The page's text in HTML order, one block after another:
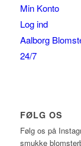
Min Konto
Log ind
Aalborg
24/7
FØLG OS
Følg os på
smukke